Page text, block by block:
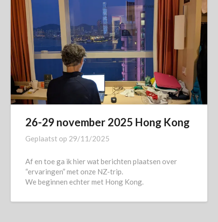
26-29 november 2025 Hong Kong
Geplaatst op 29/11/2025
Af en toe ga ik hier wat berichten plaatsen over
“ervaringen” met onze NZ-trip.
We beginnen echter met Hong Kong.